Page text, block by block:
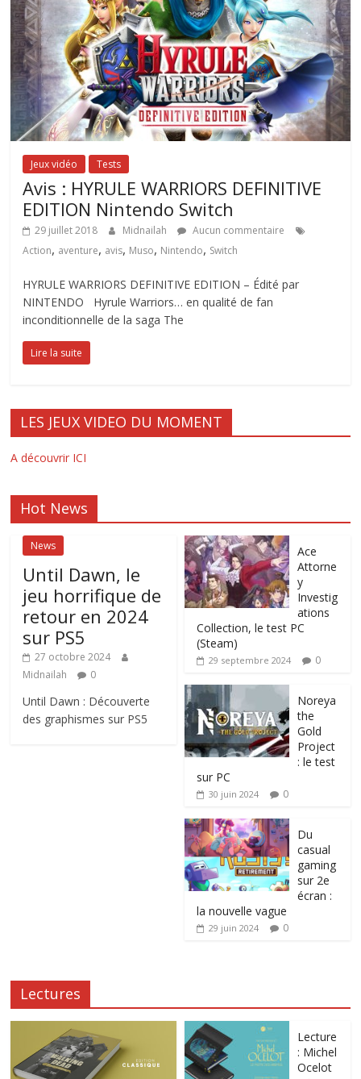
Jeux vidéo Tests
Avis : HYRULE WARRIORS DEFINITIVE
EDITION Nintendo Switch
29 juillet 2018 Midnailah
Aucun commentaire
Action, aventure, avis, Muso, Nintendo, Switch
HYRULE WARRIORS DEFINITIVE EDITION – Édité par
NINTENDO Hyrule Warriors… en qualité de fan
inconditionnelle de la saga The
Lire la suite
LES JEUX VIDEO DU MOMENT
A découvrir ICI
Hot News
News
Until Dawn, le
jeu horrifique de
retour en 2024
sur PS5
27 octobre 2024
Midnailah
0
Until Dawn : Découverte
des graphismes sur PS5
Ace
Attorne
y
Investig
ations
Collection, le test PC
(Steam)
29 septembre 2024 0
Noreya
the
Gold
Project
: le test
sur PC
30 juin 2024 0
Du
casual
gaming
sur 2e
écran :
la nouvelle vague
29 juin 2024 0
Lectures
Lecture
: Michel
Ocelot